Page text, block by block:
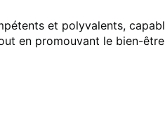
et polyvalents,
en promouvant le bien-